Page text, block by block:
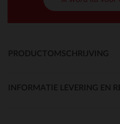
PRODUCTOMSCHRIJVING
INFORMATIE LEVERING EN